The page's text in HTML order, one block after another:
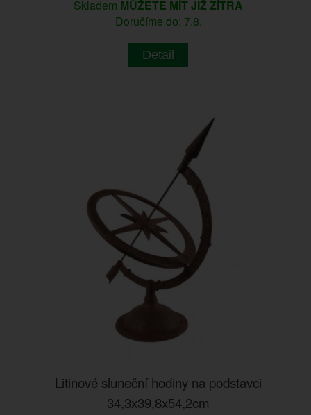
Skladem MŮŽETE MÍT JIŽ ZÍTRA
Doručíme do: 7.8.
Detail
Litinové sluneční hodiny na podstavci
34,3x39,8x54,2cm